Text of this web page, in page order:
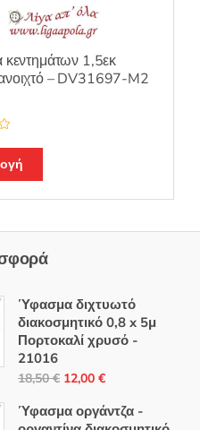
κεντημάτων 1,5εκ
– DV31697-M2
Ύφασμα διχτυωτό
διακοσμητικό 0,8 x 5μ
Πορτοκαλί χρυσό -
21016
18,50€ Original
was:
12,00 €Η
τιμή
Ύφασμα οργάντζα -